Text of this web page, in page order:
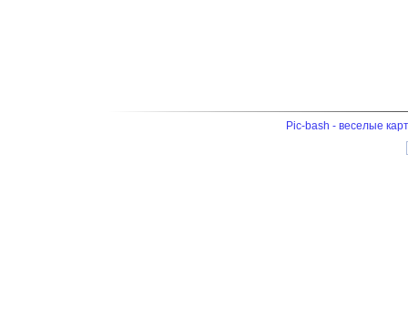
Pic-bash - веселые